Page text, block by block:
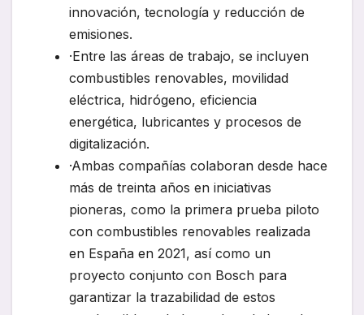
innovación, tecnología y reducción de
emisiones.
·Entre las áreas de trabajo, se incluyen
combustibles renovables, movilidad
eléctrica, hidrógeno, eficiencia
energética, lubricantes y procesos de
digitalización.
·Ambas compañías colaboran desde hace
más de treinta años en iniciativas
pioneras, como la primera prueba piloto
con combustibles renovables realizada
en España en 2021, así como un
proyecto conjunto con Bosch para
garantizar la trazabilidad de estos